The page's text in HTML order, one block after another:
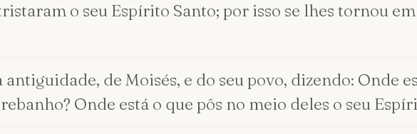
o seu Espírito Santo; por isso se lhes tornou
de Moisés, e do seu povo, dizendo: Onde
Onde está o que pôs no meio deles o seu